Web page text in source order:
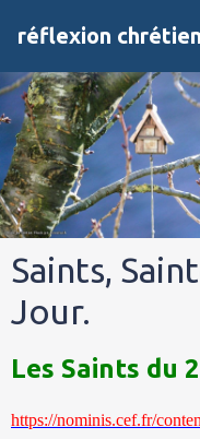
réflexion
Saints,
Jour.
Les Saints du
https://nominis.cef.fr/